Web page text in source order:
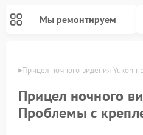
Мы ремонтируем
Прицел ночного видения Yukon
Прицел ночного
Проблемы с